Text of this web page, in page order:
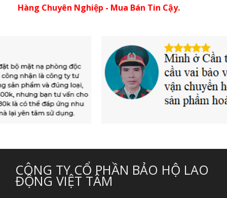
Hàng Chuyên Nghiệp - Mua Bán Tin Cậy.
CÔNG TY CỔ PHẦN BẢO HỘ LAO
ĐỘNG VIỆT TÂM